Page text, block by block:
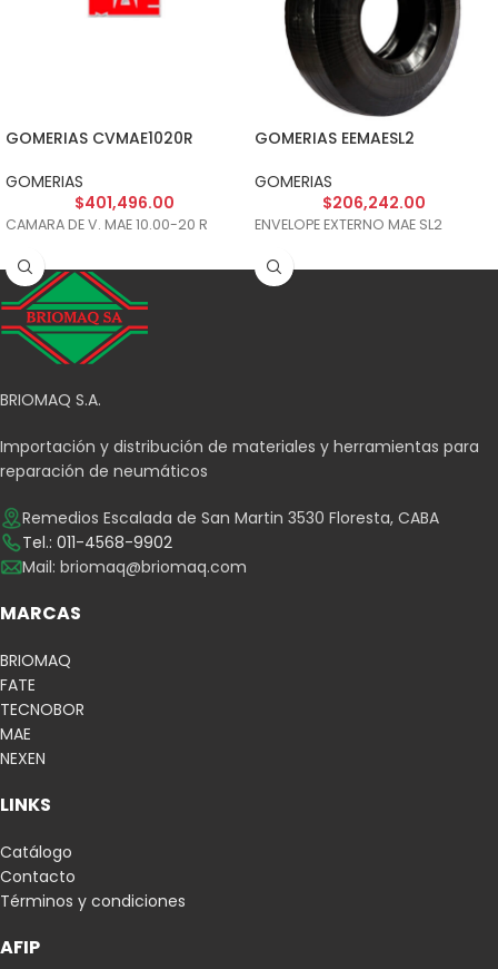
GOMERIAS CVMAE1020R
GOMERIAS
$401,496.00
CAMARA DE V. MAE 10.00-20 R
GOMERIAS EEMAESL2
GOMERIAS
$206,242.00
ENVELOPE EXTERNO MAE SL2
BRIOMAQ S.A.
Importación y distribución de materiales y herramientas para
reparación de neumáticos
Remedios Escalada de San Martin 3530 Floresta, CABA
Tel.: 011-4568-9902
Mail: briomaq@briomaq.com
MARCAS
BRIOMAQ
FATE
TECNOBOR
MAE
NEXEN
LINKS
Catálogo
Contacto
Términos y condiciones
AFIP